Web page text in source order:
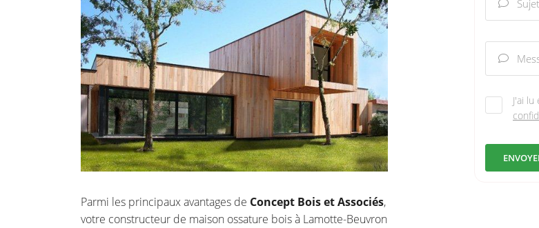
Parmi les principaux avantages de Concept Bois et Associés,
votre constructeur de maison ossature bois à Lamotte-Beuvron
 Sujet

J'ai